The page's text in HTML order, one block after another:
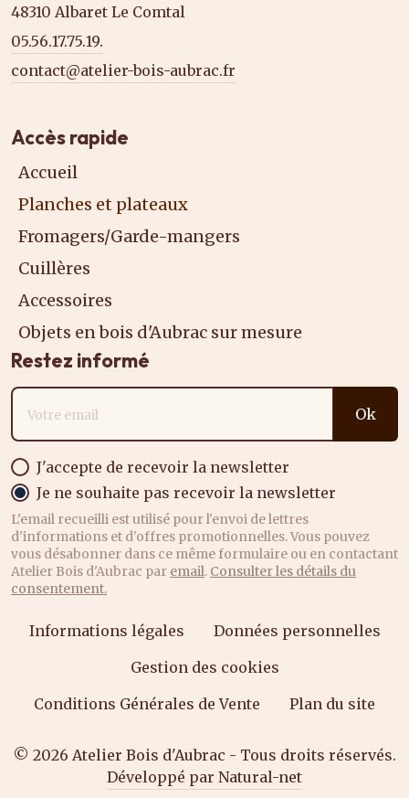
48310 Albaret Le Comtal
05.56.17.75.19.
contact@atelier-bois-aubrac.fr
Accès rapide
Accueil
Planches et plateaux
Fromagers/Garde-mangers
Cuillères
Accessoires
Objets en bois d'Aubrac sur mesure
Restez informé
Adresse email
Ok
J'accepte de recevoir la newsletter
Je ne souhaite pas recevoir la newsletter
L'email recueilli est utilisé pour l'envoi de lettres
d'informations et d'offres promotionnelles. Vous pouvez
vous désabonner dans ce même formulaire ou en contactant
Atelier Bois d'Aubrac par email. Consulter les détails du
consentement.
Informations légales
Données personnelles
Gestion des cookies
Conditions Générales de Vente
Plan du site
© 2026 Atelier Bois d'Aubrac - Tous droits réservés.
Développé par Natural-net